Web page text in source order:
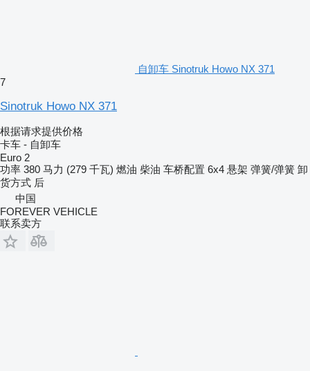
自卸车 Sinotruk Howo NX 371
7
Sinotruk Howo NX 371
根据请求提供价格
卡车 - 自卸车
Euro 2
功率 380 马力 (279 千瓦) 燃油 柴油 车桥配置 6x4 悬架 弹簧/弹簧 卸
货方式 后
中国
FOREVER VEHICLE
联系卖方